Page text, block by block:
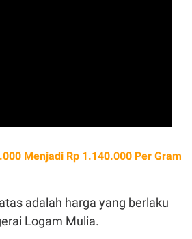
Menjadi Rp 1.140.000 Per Gram
adalah harga yang berlaku
Logam Mulia.